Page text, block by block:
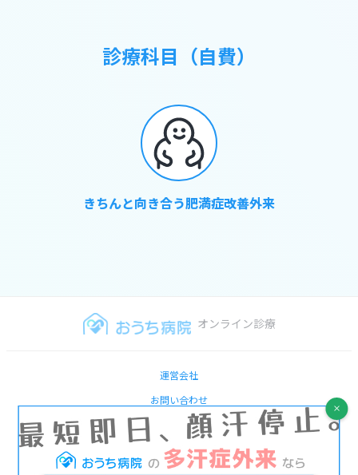
診療科目（自費）
きちんと向き合う肥満症改善外来
オンライン診療
運営会社
お問い合わせ
医師の方へ
プライバシポリシー